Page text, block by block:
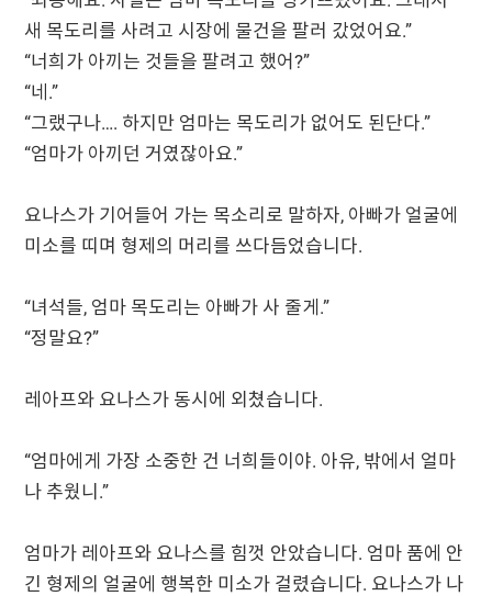
새 목도리를 사려고 시장에 물건을 팔러 갔었어요.”
“너희가 아끼는 것들을 팔려고 했어?”
“네.”
“그랬구나…. 하지만 엄마는 목도리가 없어도 된단다.”
“엄마가 아끼던 거였잖아요.”
요나스가 기어들어 가는 목소리로 말하자, 아빠가 얼굴에
미소를 띠며 형제의 머리를 쓰다듬었습니다.
“녀석들, 엄마 목도리는 아빠가 사 줄게.”
“정말요?”
레아프와 요나스가 동시에 외쳤습니다.
“엄마에게 가장 소중한 건 너희들이야. 아유, 밖에서 얼마
나 추웠니.”
엄마가 레아프와 요나스를 힘껏 안았습니다. 엄마 품에 안
긴 형제의 얼굴에 행복한 미소가 걸렸습니다. 요나스가 나